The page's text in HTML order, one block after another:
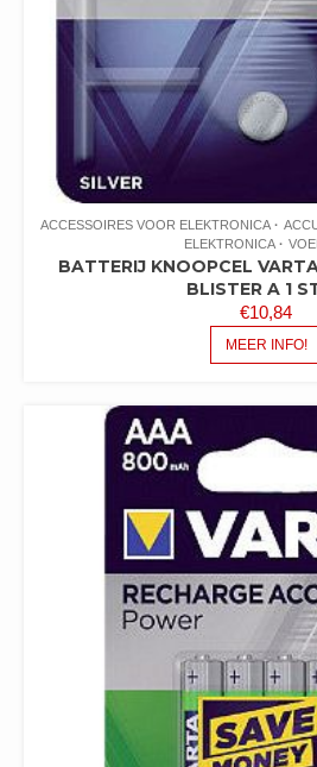
ACCESSOIRES VOOR ELEKTRONICA
ELEKTRONICA
BATTERIJ KNOOPCEL
BLISTER A 1
€10,84
MEER INFO!